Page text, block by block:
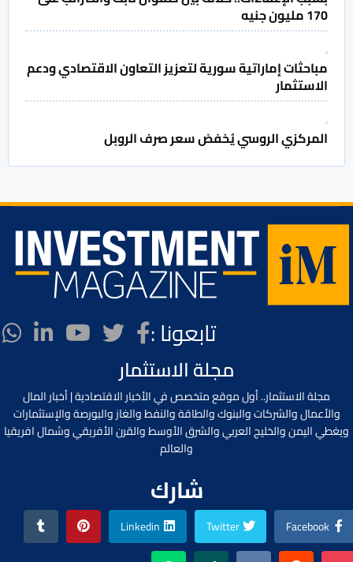
170 مليون جنيه
مباحثات إماراتية سورية لتعزيز التعاون الاقتصادي ودعم
الاستثمار
المركزي الروسي يُخفض سعر صرف الروبل
تابعونا :
مجلة الاستثمار
مجلة الاستثمار.. أول موقع متخصص في الأخبار الاقتصادية | أخبار المال
والأعمال والشركات والبنوك والطاقة والنفط والغاز والبورصة والإستثمارات
ويغطي اليمن والخليج العربي والشرق الأوسط والقرن الأفريقي وشمال افريقيا
والعالم
شارك
Facebook
Twitter
Linkedin